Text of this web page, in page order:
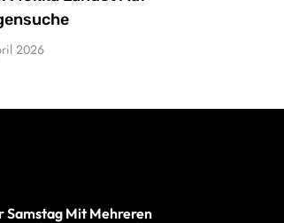
2026
Samstag Mit Mehreren